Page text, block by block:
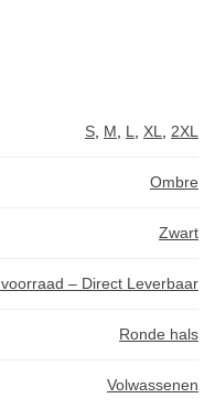
S, M, L, XL, 2XL
Ombre
Zwart
– Direct Leverbaar
Ronde hals
Volwassenen